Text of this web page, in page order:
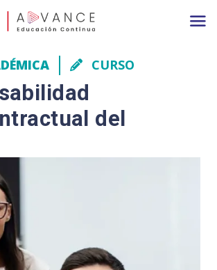
Pasar al contenido principal
CURSO
del